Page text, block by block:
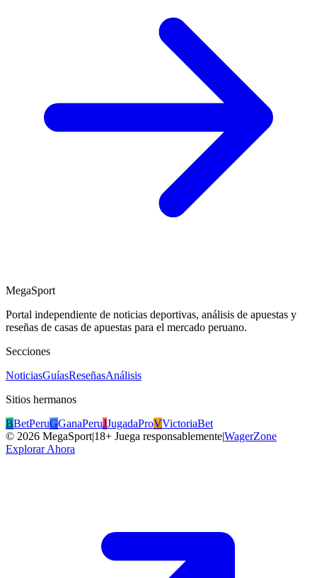
MegaSport
Portal independiente de noticias deportivas, análisis de apuestas y
reseñas de casas de apuestas para el mercado peruano.
Secciones
NoticiasGuíasReseñasAnálisis
Sitios hermanos
BBetPeruGGanaPeruJJugadaProVVictoriaBet
© 2026 MegaSport|18+ Juega responsablemente|WagerZone
Explorar Ahora